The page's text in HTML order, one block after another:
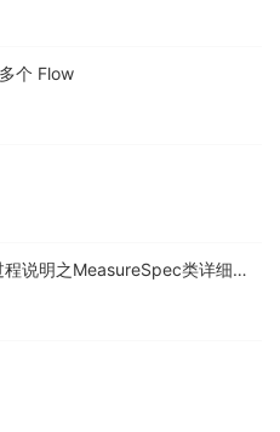
样的函数才需要使用inline关
内联优化，普通函数并不需
types
个 Flow
说明之MeasureSpec类详细讲